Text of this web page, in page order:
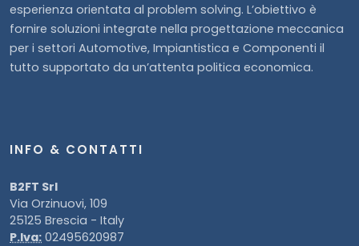
esperienza orientata al problem solving. L’obiettivo è
fornire soluzioni integrate nella progettazione meccanica
per i settori Automotive, Impiantistica e Componenti il
tutto supportato da un’attenta politica economica.
INFO & CONTATTI
B2FT Srl
Via Orzinuovi, 109
25125 Brescia - Italy
P.Iva: 02495620987